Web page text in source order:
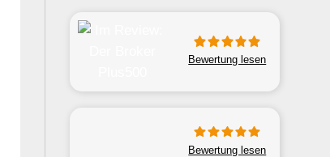
Bewertung lesen
Bewertung lesen